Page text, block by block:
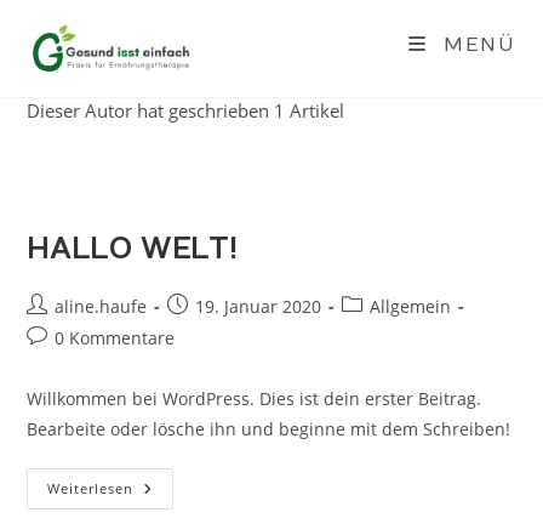
Inhalt
springen
MENÜ
AUTOR:ALINE.HAUFE
Dieser Autor hat geschrieben 1 Artikel
HALLO WELT!
Beitrags-
Autor:
aline.haufe
Beitrag
veröffentlicht:
19. Januar 2020
Beitrags-
Allgemein
Beitrags-
0 Kommentare
Willkommen bei WordPress. Dies ist dein erster Beitrag.
Bearbeite oder lösche ihn und beginne mit dem Schreiben!
Weiterlesen Hallo
Welt!